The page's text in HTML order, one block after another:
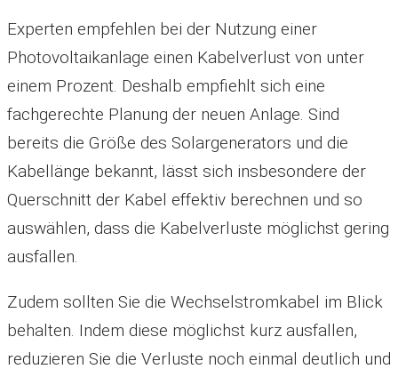
Experten empfehlen bei der Nutzung einer
Photovoltaikanlage einen Kabelverlust von unter
einem Prozent. Deshalb empfiehlt sich eine
fachgerechte Planung der neuen Anlage. Sind
bereits die Größe des Solargenerators und die
Kabellänge bekannt, lässt sich insbesondere der
Querschnitt der Kabel effektiv berechnen und so
auswählen, dass die Kabelverluste möglichst gering
ausfallen.
Zudem sollten Sie die Wechselstromkabel im Blick
behalten. Indem diese möglichst kurz ausfallen,
reduzieren Sie die Verluste noch einmal deutlich und